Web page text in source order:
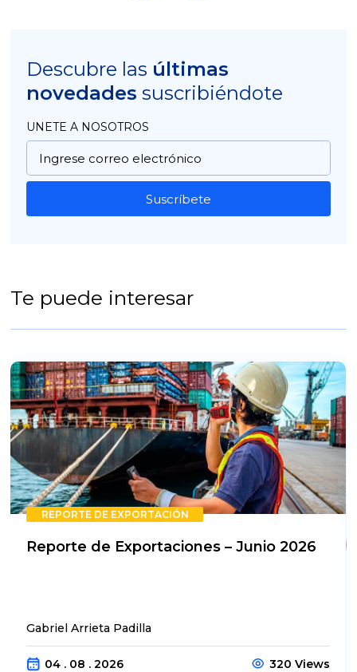
Descubre las últimas
novedades suscribiéndote
UNETE A NOSOTROS
Suscríbete
Te puede interesar
REPORTE DE EXPORTACIÓN
Reporte de Exportaciones – Junio 2026
Gabriel Arrieta Padilla
04 . 08 . 2026 320 Views